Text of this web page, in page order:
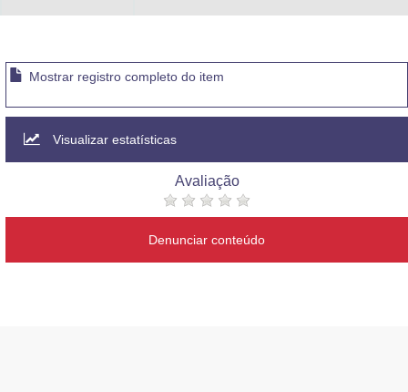
Mostrar registro completo do item
Visualizar estatísticas
Avaliação
Denunciar conteúdo